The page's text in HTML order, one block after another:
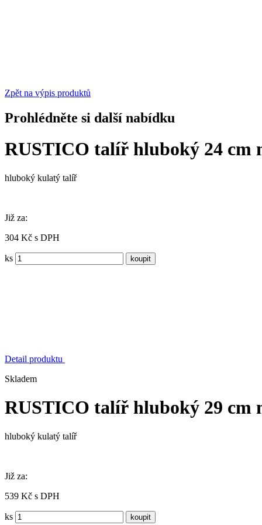
Zpět na výpis produktů
Prohlédněte si další nabídku
RUSTICO talíř hluboký 24 cm
hluboký kulatý talíř
Již za:
304 Kč s DPH
ks
Detail produktu
Skladem
RUSTICO talíř hluboký 29 cm
hluboký kulatý talíř
Již za:
539 Kč s DPH
ks